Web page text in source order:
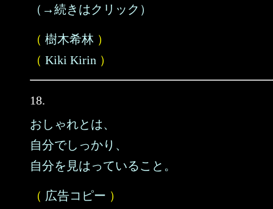
（→続きはクリック）
（ 樹木希林 ）
（ Kiki Kirin ）
18.
おしゃれとは、
自分でしっかり、
自分を見はっていること。
（ 広告コピー ）